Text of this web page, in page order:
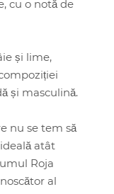
cu o notă de
și lime,
și masculină.
nu se tem să
atât
Roja
al